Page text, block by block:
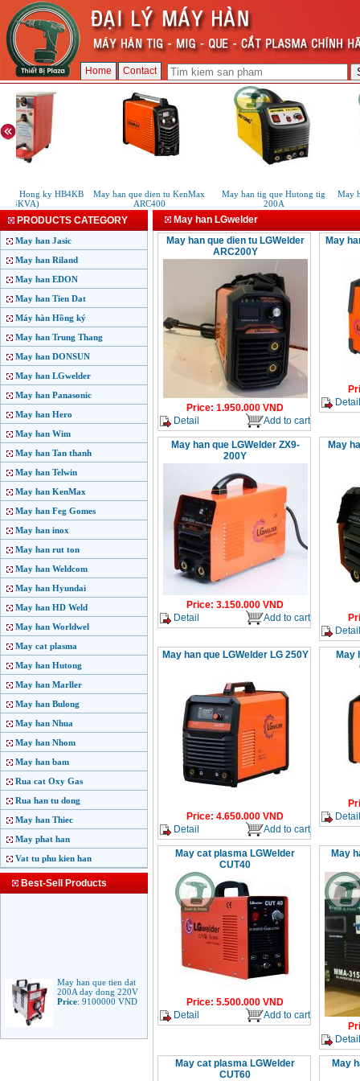
Home Contact
Hong ky HB4KB
(4KVA)
May han que dien tu KenMax
ARC400
May han tig que Hutong tig
200A
May
PRODUCTS CATEGORY
May han Jasic
May han Riland
May han EDON
May han Tien Dat
Máy hàn Hồng ký
May han Trung Thang
May han DONSUN
May han LGwelder
May han Panasonic
May han Hero
May han Wim
May han Tan thanh
May han Telwin
May han KenMax
May han Feg Gomes
May han inox
May han rut ton
May han Weldcom
May han Hyundai
May han HD Weld
May han Worldwel
May cat plasma
May han Hutong
May han Marller
May han Bulong
May han Nhua
May han Nhom
May han bam
Rua cat Oxy Gas
Rua han tu dong
May han Thiec
May phat han
Vat tu phu kien han
Best-Sell Products
May han que tien dat
200A day dong 220V
Price:9100000 VND
May han LGwelder
May han que dien tu LGWelder
ARC200Y
Price: 1.950.000 VND
Detail
Add to cart
May
Detail
May han que LGWelder ZX9-
200Y
Price: 3.150.000 VND
Detail
Add to cart
May
Detail
May han que LGWelder LG 250Y
Price: 4.650.000 VND
Detail
Add to cart
May
Detail
May cat plasma LGWelder
CUT40
Price: 5.500.000 VND
Detail
Add to cart
May
Detail
May cat plasma LGWelder
CUT60
May